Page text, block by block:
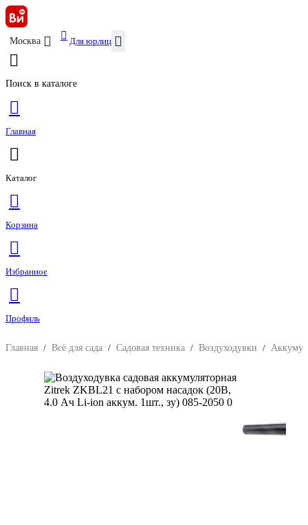
Москва Для юрлиц
Поиск в каталоге
Главная
Каталог
Корзина
Избранное
Профиль
Главная / Всё для сада / Садовая техника / Воздуходувки /